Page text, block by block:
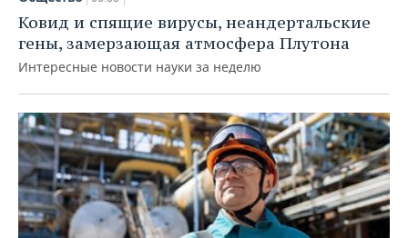
Ковид и спящие вирусы, неандертальские
гены, замерзающая атмосфера Плутона
Интересные новости науки за неделю